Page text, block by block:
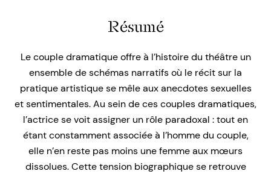
Résumé
Le couple dramatique offre à l’histoire du théâtre un
ensemble de schémas narratifs où le récit sur la
pratique artistique se mêle aux anecdotes sexuelles
et sentimentales. Au sein de ces couples dramatiques,
l’actrice se voit assigner un rôle paradoxal : tout en
étant constamment associée à l’homme du couple,
elle n’en reste pas moins une femme aux mœurs
dissolues. Cette tension biographique se retrouve